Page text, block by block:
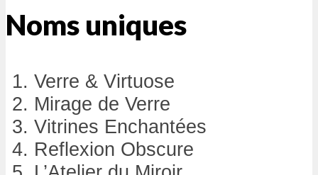
Noms uniques
Verre & Virtuose
Mirage de Verre
Vitrines Enchantées
Reflexion Obscure